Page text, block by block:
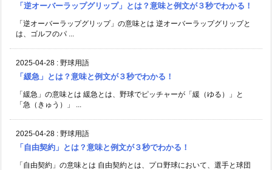
「逆オーバーラップグリップ」とは？意味と例文が３秒でわかる！
「逆オーバーラップグリップ」の意味とは 逆オーバーラップグリップと
は、ゴルフのパ ...
2025-04-28 : 野球用語
「緩急」とは？意味と例文が３秒でわかる！
「緩急」の意味とは 緩急とは、野球でピッチャーが「緩（ゆる）」と
「急（きゅう）」 ...
2025-04-28 : 野球用語
「自由契約」とは？意味と例文が３秒でわかる！
「自由契約」の意味とは 自由契約とは、プロ野球において、選手と球団